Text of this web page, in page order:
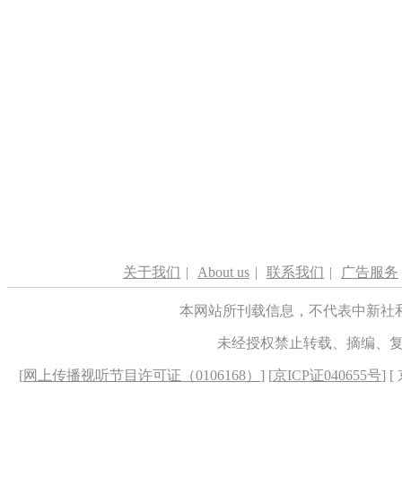
关于我们 | About us | 联系我们 | 广告服务
本网站所刊载信息，不代表中新
未经授权禁止转载、摘编、
[网上传播视听节目许可证（0106168） ] [京ICP证040655号] [